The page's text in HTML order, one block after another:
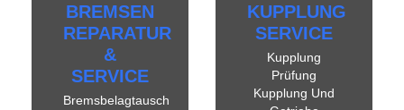
BREMSEN
REPARATUR
&
SERVICE
Bremsbelagtausch
KUPPLUNG
SERVICE
Kupplung
Prüfung
Kupplung Und